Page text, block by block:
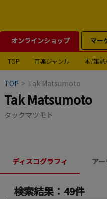
オンラインショップ マー
TOP 音楽ジャンル 本/雑誌
TOP > Tak Matsumoto
Tak Matsumoto
タックマツモト
ディスコグラフィ ア
検索結果：49件